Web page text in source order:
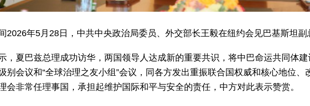
2026年5月28日，中共中央政治局委员、外交部长王毅在纽约会见巴基斯坦副
，夏巴兹总理成功访华，两国领导人达成新的重要共识，将中巴命运共同体
别会议和“全球治理之友小组”会议，同各方发出重振联合国权威和核心地位、
会非常任理事国，承担起维护国际和平与安全的责任，中方对此表示赞赏。